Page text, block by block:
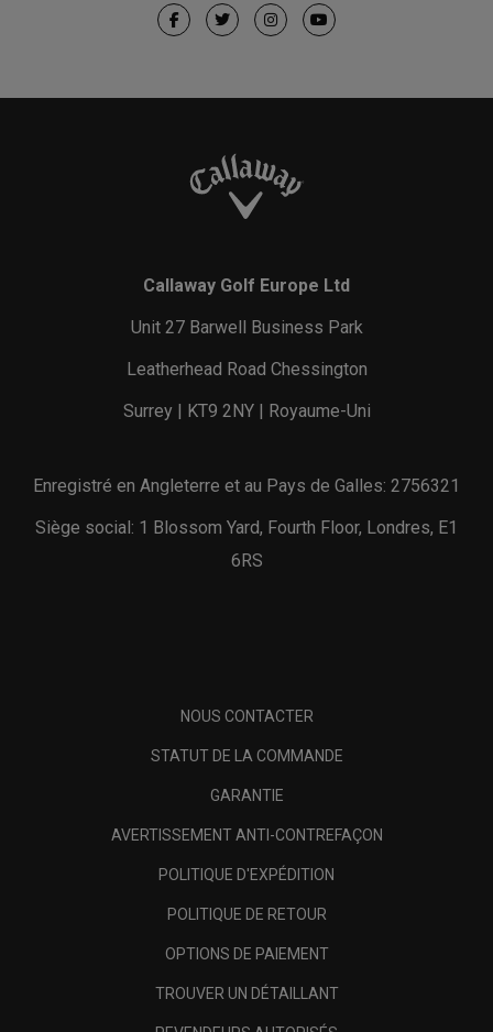
Callaway Golf Europe Ltd
Unit 27 Barwell Business Park
Leatherhead Road Chessington
Surrey | KT9 2NY | Royaume-Uni
Enregistré en Angleterre et au Pays de Galles: 2756321
Siège social: 1 Blossom Yard, Fourth Floor, Londres, E1
6RS
NOUS CONTACTER
STATUT DE LA COMMANDE
GARANTIE
AVERTISSEMENT ANTI-CONTREFAÇON
POLITIQUE D'EXPÉDITION
POLITIQUE DE RETOUR
OPTIONS DE PAIEMENT
TROUVER UN DÉTAILLANT